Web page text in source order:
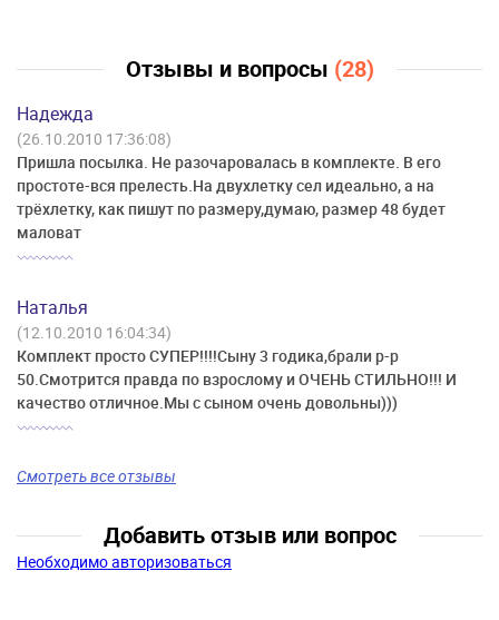
Отзывы и вопросы (28)
Надежда
(26.10.2010 17:36:08)
Пришла посылка. Не разочаровалась в комплекте. В его
простоте-вся прелесть.На двухлетку сел идеально, а на
трёхлетку, как пишут по размеру,думаю, размер 48 будет
маловат
Наталья
(12.10.2010 16:04:34)
Комплект просто СУПЕР!!!!Сыну 3 годика,брали р-р
50.Смотрится правда по взрослому и ОЧЕНЬ СТИЛЬНО!!! И
качество отличное.Мы с сыном очень довольны)))
Смотреть все отзывы
Добавить отзыв или вопрос
Необходимо авторизоваться